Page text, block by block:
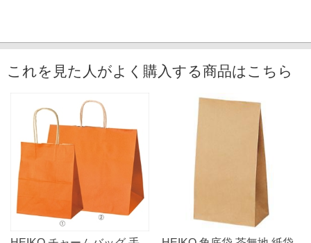
これを見た人がよく購入する商品はこちら